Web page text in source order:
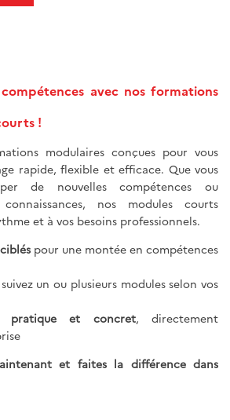
avec nos formations
!
modulaires conçues pour vous
rapide, flexible et efficace. Que vous
de nouvelles compétences ou
nos modules courts
et à vos besoins professionnels.
pour une montée en compétences
un ou plusieurs modules selon vos
pratique et concret, directement
et faites la différence dans